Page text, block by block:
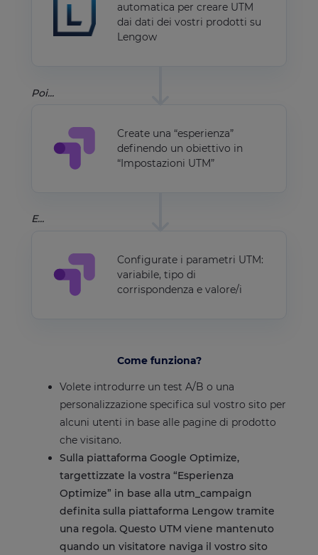
automatica per creare UTM
dai dati dei vostri prodotti su
Lengow
Poi...
Create una “esperienza”
definendo un obiettivo in
“Impostazioni UTM”
E...
Configurate i parametri UTM:
variabile, tipo di
corrispondenza e valore/i
Come funziona?
Volete introdurre un test A/B o una
personalizzazione specifica sul vostro sito per
alcuni utenti in base alle pagine di prodotto
che visitano.
Sulla piattaforma Google Optimize,
targettizzate la vostra “Esperienza
Optimize” in base alla utm_campaign
definita sulla piattaforma Lengow tramite
una regola. Questo UTM viene mantenuto
quando un visitatore naviga il vostro sito